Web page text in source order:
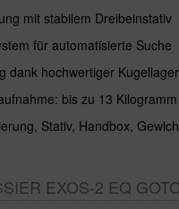
mit stabilem Dreibeinstativ
für automatisierte Suche
dank hochwertiger Kugellager
bis zu 13 Kilogramm
Stativ, Handbox,
EXOS-2 EQ